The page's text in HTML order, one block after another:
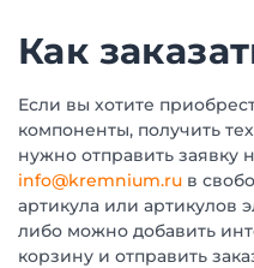
Как
Если вы хотите
компоненты, получить
нужно отправить
info@kremnium.ru в
артикула или артикулов
либо можно добавить
корзину и отправить